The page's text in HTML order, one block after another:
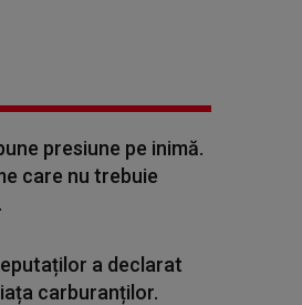
presiune pe inimă.
care nu trebuie
a declarat
carburanților.